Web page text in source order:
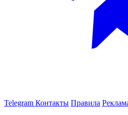
Telegram Контакты Правила